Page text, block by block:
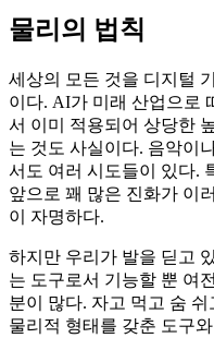
물리의 법칙
세상의 모든 것을 디지털
이다. AI가 미래 산업으로
서 이미 적용되어 상당한
는 것도 사실이다. 음악이
서도 여러 시도들이 있다.
앞으로 꽤 많은 진화가 이
이 자명하다.
하지만 우리가 발을 딛고
는 도구로서 기능할 뿐 여
분이 많다. 자고 먹고 숨
물리적 형태를 갖춘 도구